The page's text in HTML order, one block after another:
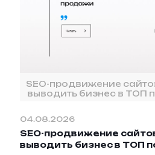
SEO-продвижение
выводить бизнес в ТОП
04.08.2026
SEO-продвижение
выводить бизнес в ТОП